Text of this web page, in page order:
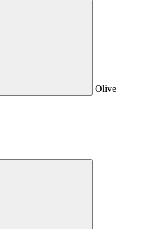
Olive